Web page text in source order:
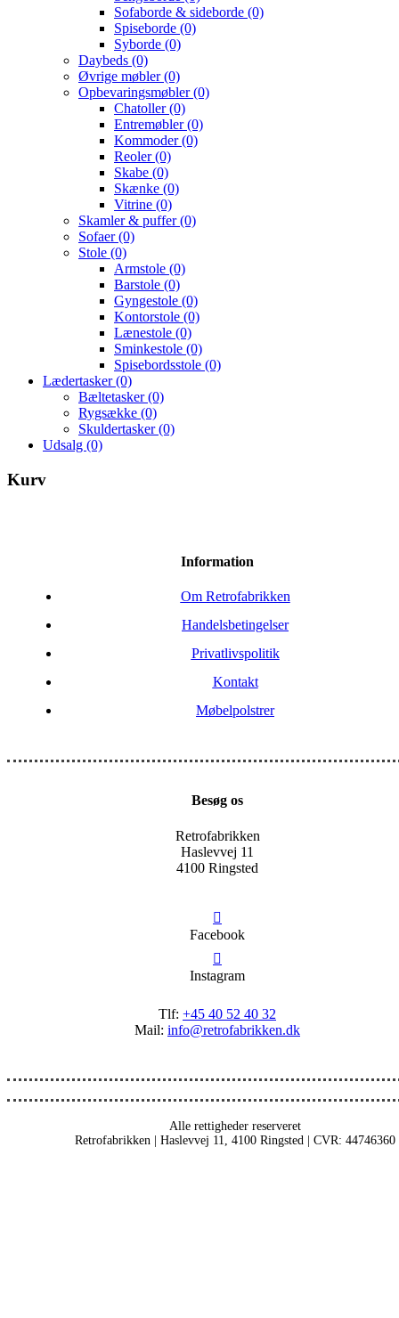
Sofaborde & sideborde (0)
Spiseborde (0)
Syborde (0)
Daybeds (0)
Øvrige møbler(0)
Opbevaringsmøbler(0)
Chatoller(0)
Entremøbler(0)
Kommoder(0)
Reoler(0)
Skabe (0)
Skænke (0)
Vitrine (0)
Skamler & puffer(0)
Sofaer(0)
Stole (0)
Armstole (0)
Barstole (0)
Gyngestole (0)
Kontorstole (0)
Lænestole (0)
Sminkestole (0)
Spisebordsstole (0)
Lædertasker(0)
Bæltetasker(0)
Rygsække (0)
Skuldertasker(0)
Udsalg (0)
Kurv
Information
Om Retrofabrikken
Handelsbetingelser
Privatlivspolitik
Kontakt
Møbelpolstrer
Besøg os
Retrofabrikken
Haslevvej 11
4100 Ringsted
Facebook
Instagram
Tlf: +45 40 52 40 32
Mail: info@retrofabrikken.dk
Alle rettigheder reserveret
Retrofabrikken | Haslevvej 11, 4100 Ringsted | CVR: 44746360